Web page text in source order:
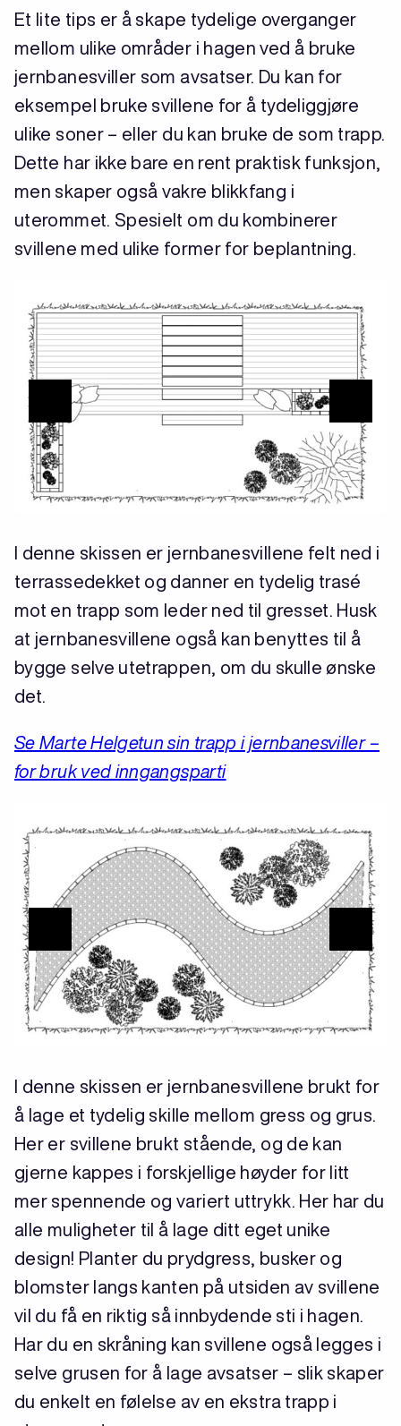
Et lite tips er å skape tydelige overganger
mellom ulike områder i hagen ved å bruke
jernbanesviller som avsatser. Du kan for
eksempel bruke svillene for å tydeliggjøre
ulike soner – eller du kan bruke de som trapp.
Dette har ikke bare en rent praktisk funksjon,
men skaper også vakre blikkfang i
uterommet. Spesielt om du kombinerer
svillene med ulike former for beplantning.
I denne skissen er jernbanesvillene felt ned i
terrassedekket og danner en tydelig trasé
mot en trapp som leder ned til gresset. Husk
at jernbanesvillene også kan benyttes til å
bygge selve utetrappen, om du skulle ønske
det.
Se Marte Helgetun sin trapp i jernbanesviller –
for bruk ved inngangsparti
I denne skissen er jernbanesvillene brukt for
å lage et tydelig skille mellom gress og grus.
Her er svillene brukt stående, og de kan
gjerne kappes i forskjellige høyder for litt
mer spennende og variert uttrykk. Her har du
alle muligheter til å lage ditt eget unike
design! Planter du prydgress, busker og
blomster langs kanten på utsiden av svillene
vil du få en riktig så innbydende sti i hagen.
Har du en skråning kan svillene også legges i
selve grusen for å lage avsatser – slik skaper
du enkelt en følelse av en ekstra trapp i